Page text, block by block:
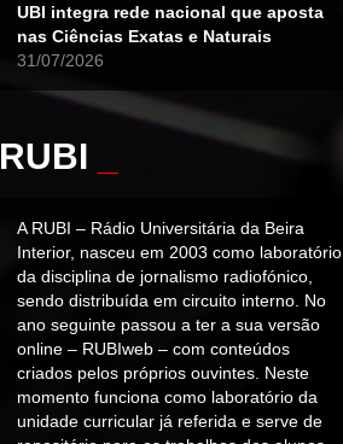
UBI integra rede nacional que aposta
nas Ciências Exatas e Naturais
31/07/2026
RUBI
A RUBI – Rádio Universitária da Beira
Interior, nasceu em 2003 como laboratório
da disciplina de jornalismo radiofónico,
sendo distribuída em circuito interno. No
ano seguinte passou a ter a sua versão
online – RUBIweb – com conteúdos
criados pelos próprios ouvintes. Neste
momento funciona como laboratório da
unidade curricular já referida e serve de